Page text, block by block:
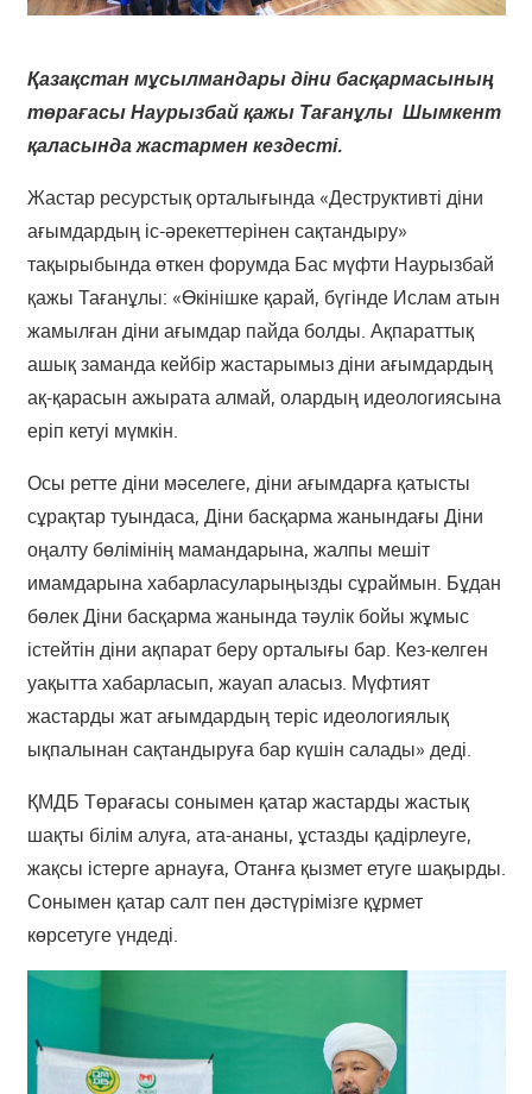
Қазақстан мұсылмандары діни басқармасының
төрағасы Наурызбай қажы Тағанұлы Шымкент
қаласында жастармен кездесті.
Жастар ресурстық орталығында «Деструктивті діни
ағымдардың іс-әрекеттерінен сақтандыру»
тақырыбында өткен форумда Бас мүфти Наурызбай
қажы Тағанұлы: «Өкінішке қарай, бүгінде Ислам атын
жамылған діни ағымдар пайда болды. Ақпараттық
ашық заманда кейбір жастарымыз діни ағымдардың
ақ-қарасын ажырата алмай, олардың идеологиясына
еріп кетуі мүмкін.
Осы ретте діни мәселеге, діни ағымдарға қатысты
сұрақтар туындаса, Діни басқарма жанындағы Діни
оңалту бөлімінің мамандарына, жалпы мешіт
имамдарына хабарласуларыңызды сұраймын. Бұдан
бөлек Діни басқарма жанында тәулік бойы жұмыс
істейтін діни ақпарат беру орталығы бар. Кез-келген
уақытта хабарласып, жауап аласыз. Мүфтият
жастарды жат ағымдардың теріс идеологиялық
ықпалынан сақтандыруға бар күшін салады» деді.
ҚМДБ Төрағасы сонымен қатар жастарды жастық
шақты білім алуға, ата-ананы, ұстазды қадірлеуге,
жақсы істерге арнауға, Отанға қызмет етуге шақырды.
Сонымен қатар салт пен дәстүрімізге құрмет
көрсетуге үндеді.